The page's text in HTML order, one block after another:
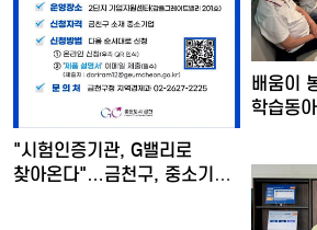
"시험인증기관, G밸리로
찾아온다"…금천구, 중소기업
배움이
학습동